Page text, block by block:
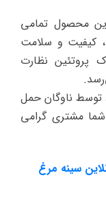
محصول تمامی
کیفیت و سلامت
پروتئین نظارت
ناوگان حمل
مشتری گرامی
سینه مرغ